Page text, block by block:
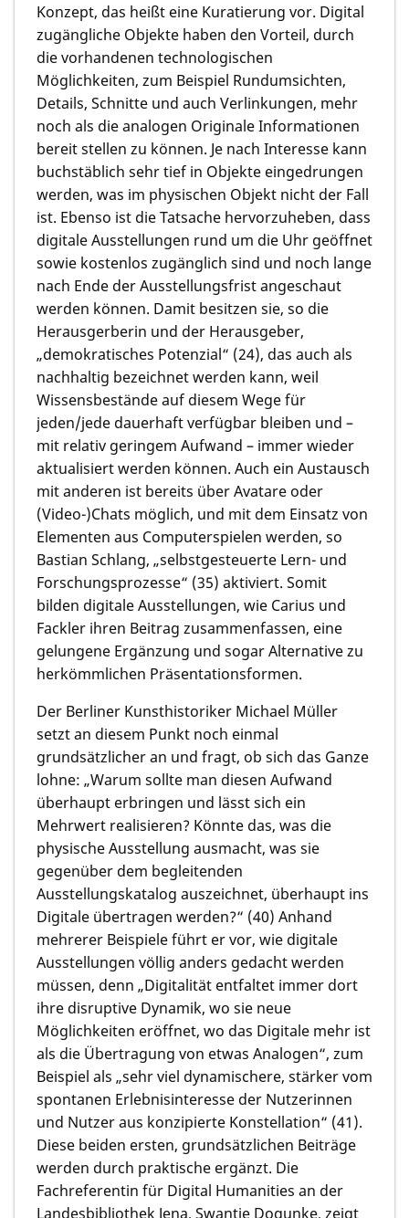
Konzept, das heißt eine Kuratierung vor. Digital
zugängliche Objekte haben den Vorteil, durch
die vorhandenen technologischen
Möglichkeiten, zum Beispiel Rundumsichten,
Details, Schnitte und auch Verlinkungen, mehr
noch als die analogen Originale Informationen
bereit stellen zu können. Je nach Interesse kann
buchstäblich sehr tief in Objekte eingedrungen
werden, was im physischen Objekt nicht der Fall
ist. Ebenso ist die Tatsache hervorzuheben, dass
digitale Ausstellungen rund um die Uhr geöffnet
sowie kostenlos zugänglich sind und noch lange
nach Ende der Ausstellungsfrist angeschaut
werden können. Damit besitzen sie, so die
Herausgerberin und der Herausgeber,
„demokratisches Potenzial“ (24), das auch als
nachhaltig bezeichnet werden kann, weil
Wissensbestände auf diesem Wege für
jeden/jede dauerhaft verfügbar bleiben und –
mit relativ geringem Aufwand – immer wieder
aktualisiert werden können. Auch ein Austausch
mit anderen ist bereits über Avatare oder
(Video-)Chats möglich, und mit dem Einsatz von
Elementen aus Computerspielen werden, so
Bastian Schlang, „selbstgesteuerte Lern- und
Forschungsprozesse“ (35) aktiviert. Somit
bilden digitale Ausstellungen, wie Carius und
Fackler ihren Beitrag zusammenfassen, eine
gelungene Ergänzung und sogar Alternative zu
herkömmlichen Präsentationsformen.
Der Berliner Kunsthistoriker Michael Müller
setzt an diesem Punkt noch einmal
grundsätzlicher an und fragt, ob sich das Ganze
lohne: „Warum sollte man diesen Aufwand
überhaupt erbringen und lässt sich ein
Mehrwert realisieren? Könnte das, was die
physische Ausstellung ausmacht, was sie
gegenüber dem begleitenden
Ausstellungskatalog auszeichnet, überhaupt ins
Digitale übertragen werden?“ (40) Anhand
mehrerer Beispiele führt er vor, wie digitale
Ausstellungen völlig anders gedacht werden
müssen, denn „Digitalität entfaltet immer dort
ihre disruptive Dynamik, wo sie neue
Möglichkeiten eröffnet, wo das Digitale mehr ist
als die Übertragung von etwas Analogen“, zum
Beispiel als „sehr viel dynamischere, stärker vom
spontanen Erlebnisinteresse der Nutzerinnen
und Nutzer aus konzipierte Konstellation“ (41).
Diese beiden ersten, grundsätzlichen Beiträge
werden durch praktische ergänzt. Die
Fachreferentin für Digital Humanities an der
Landesbibliothek Jena, Swantje Dogunke, zeigt